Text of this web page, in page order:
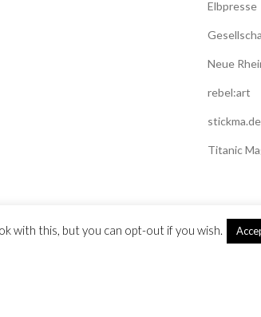
Elbpresse
Neue
rebel:art
stickma.de
Titanic
with this, but you can opt-out if you wish.